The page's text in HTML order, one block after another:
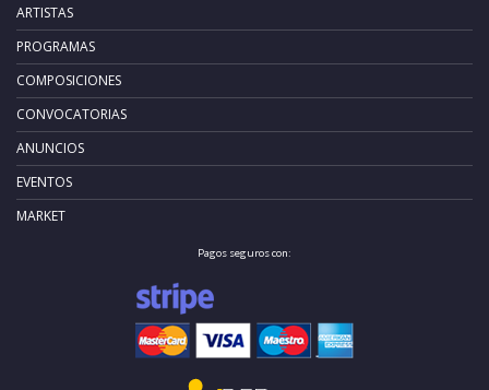
ARTISTAS
PROGRAMAS
COMPOSICIONES
CONVOCATORIAS
ANUNCIOS
EVENTOS
MARKET
Pagos seguros con: